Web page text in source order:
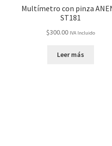
Multímetro con pinza
ST181
$300.00 IVA Incluido
Leer más